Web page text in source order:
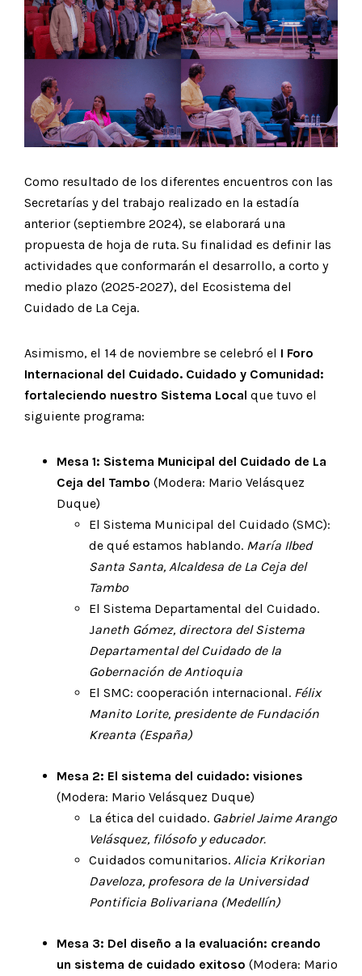
Como resultado de los diferentes encuentros con las
Secretarías y del trabajo realizado en la estadía
anterior (septiembre 2024), se elaborará una
propuesta de hoja de ruta. Su finalidad es definir las
actividades que conformarán el desarrollo, a corto y
medio plazo (2025-2027), del Ecosistema del
Cuidado de La Ceja.
Asimismo, el 14 de noviembre se celebró el I Foro
Internacional del Cuidado. Cuidado y Comunidad:
fortaleciendo nuestro Sistema Local que tuvo el
siguiente programa:
Mesa 1: Sistema Municipal del Cuidado de La
Ceja del Tambo (Modera: Mario Velásquez
Duque)
El Sistema Municipal del Cuidado (SMC):
de qué estamos hablando. María Ilbed
Santa Santa, Alcaldesa de La Ceja del
Tambo
El Sistema Departamental del Cuidado.
Janeth Gómez, directora del Sistema
Departamental del Cuidado de la
Gobernación de Antioquia
El SMC: cooperación internacional. Félix
Manito Lorite, presidente de Fundación
Kreanta (España)
Mesa 2: El sistema del cuidado: visiones
(Modera: Mario Velásquez Duque)
La ética del cuidado. Gabriel Jaime Arango
Velásquez, filósofo y educador.
Cuidados comunitarios. Alicia Krikorian
Daveloza, profesora de la Universidad
Pontificia Bolivariana (Medellín)
Mesa 3: Del diseño a la evaluación: creando
un sistema de cuidado exitoso (Modera: Mario